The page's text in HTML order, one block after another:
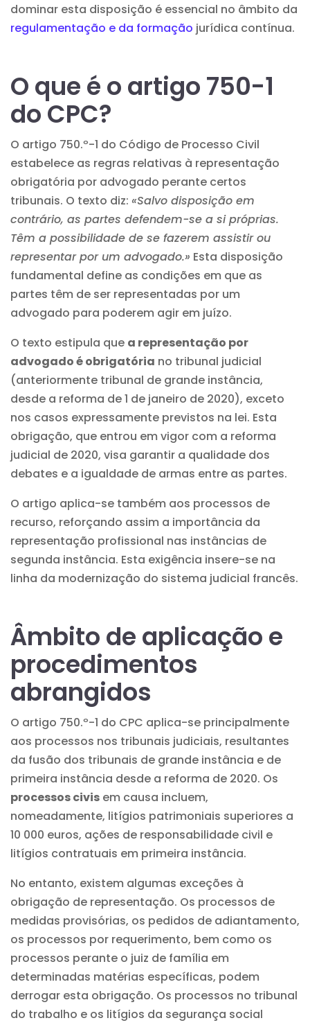
dominar esta disposição é essencial no âmbito da
regulamentação e da formação jurídica contínua.
O que é o artigo 750-1
do CPC?
O artigo 750.º-1 do Código de Processo Civil
estabelece as regras relativas à representação
obrigatória por advogado perante certos
tribunais. O texto diz: «Salvo disposição em
contrário, as partes defendem-se a si próprias.
Têm a possibilidade de se fazerem assistir ou
representar por um advogado.» Esta disposição
fundamental define as condições em que as
partes têm de ser representadas por um
advogado para poderem agir em juízo.
O texto estipula que a representação por
advogado é obrigatória no tribunal judicial
(anteriormente tribunal de grande instância,
desde a reforma de 1 de janeiro de 2020), exceto
nos casos expressamente previstos na lei. Esta
obrigação, que entrou em vigor com a reforma
judicial de 2020, visa garantir a qualidade dos
debates e a igualdade de armas entre as partes.
O artigo aplica-se também aos processos de
recurso, reforçando assim a importância da
representação profissional nas instâncias de
segunda instância. Esta exigência insere-se na
linha da modernização do sistema judicial francês.
Âmbito de aplicação e
procedimentos
abrangidos
O artigo 750.º-1 do CPC aplica-se principalmente
aos processos nos tribunais judiciais, resultantes
da fusão dos tribunais de grande instância e de
primeira instância desde a reforma de 2020. Os
processos civis em causa incluem,
nomeadamente, litígios patrimoniais superiores a
10 000 euros, ações de responsabilidade civil e
litígios contratuais em primeira instância.
No entanto, existem algumas exceções à
obrigação de representação. Os processos de
medidas provisórias, os pedidos de adiantamento,
os processos por requerimento, bem como os
processos perante o juiz de família em
determinadas matérias específicas, podem
derrogar esta obrigação. Os processos no tribunal
do trabalho e os litígios da segurança social